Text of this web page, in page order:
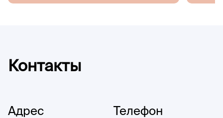
Контакты
Адрес Телефон